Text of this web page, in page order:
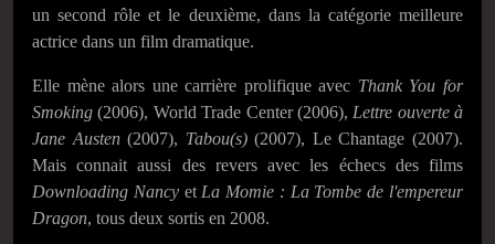
un second rôle et le deuxième, dans la catégorie meilleure
actrice dans un film dramatique.
Elle mène alors une carrière prolifique avec Thank You for
Smoking (2006), World Trade Center (2006), Lettre ouverte à
Jane Austen(2007), Tabou(s)(2007), Le Chantage (2007).
Mais connait aussi des revers avec les échecs des films
Downloading Nancyet La Momie : La Tombe de l'empereur
Dragon, tous deux sortis en 2008.